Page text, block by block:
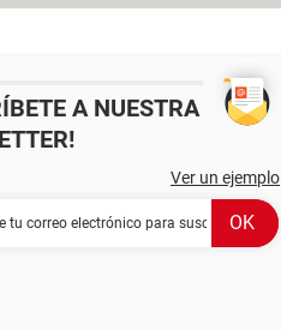
A NUESTRA
Ver un ejemplo